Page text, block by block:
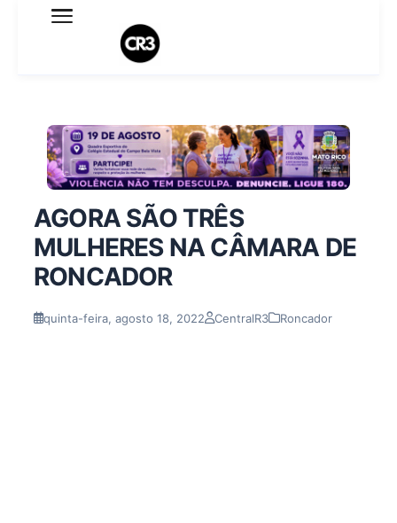
Expediente
Termo de Uso
Sobre o blog
AGORA SÃO TRÊS
MULHERES NA CÂMARA DE
RONCADOR
quinta-feira, agosto 18, 2022 CentralR3 Roncador